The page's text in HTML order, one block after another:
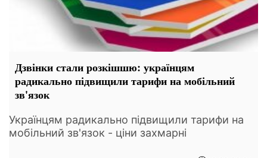
Дзвінки стали розкішшю: українцям
радикально підвищили тарифи на мобільний
зв'язок
Українцям радикально підвищили тарифи на
мобільний зв'язок - ціни захмарні